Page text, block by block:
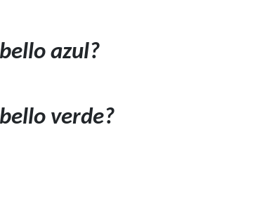
azul?
verde?